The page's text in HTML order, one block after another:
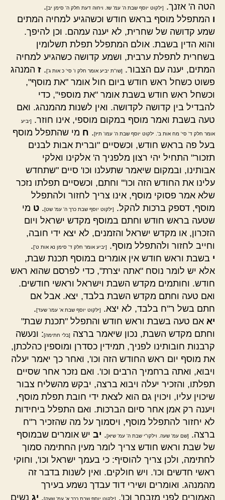
הטה ה' אזנך.
[ילקוט יוסף שבת ה' עמ' שז. ויחוה דעת חלק ה' סימן יב].
ו המתפלל מוסף בראש חודש וכשהגיע למחיה המתים
שמע קדושה של שחרית, לא יענה עמהם. וכן להיפך.
והוא הדין בשבת. אולם המתפלל תפלת תשלומין
בשחרית לתפלת ערבית, ושמע קדושה כשהגיע למחיה
המתים, יענה עם הצבור.
[שו"ת יביע אומר חלק ו' סי' כ אות ג']. ז המנהג
פשוט כשחל ראש חודש ביום חול אומר "את מוסף",
וכשחל ראש חודש בשבת אומר "את מוספי", כדי
להבדיל בין קדושה לקדושה. ואין לשנות מהמנהג. ואם
טעה בשבת ואמר מוסף במקום מוספי, אינו חוזר.
[יביע
אומר חלק ד' סי' מח אות ב'. ילקוט יוסף שבת ה' עמו' תיז]. ח מי שהתפלל מוסף
בעל פה בראש חודש, וכשסיים "וברית אבות לבנים
תזכור" התחיל יהי רצון מלפניך ה' אלקינו ואלקי
אבותינו, ובמקום שיאמר שתעלנו וכו' סיים "שתחדש
עלינו את החודש הזה וכו"' וחתם, וכשסיים תפלתו נזכר
שלא אמר פסוקי מוסף, אינו צריך לחזור ולהתפלל
מוסף, דספק ברכות להקל.
[ילקוט יוסף שבת כרך ה' עמ' שט]. ט מי
שטעה בראש חודש וחתם במוסף מקדש ישראל ויום
הזכרון, או מקדש ישראל והזמנים, לא יצא ידי חובה,
וחייב לחזור ולהתפלל מוסף.
[יביע אומר חלק ד' סימן נא אות ט'].
י בשבת וראש חודש אין אומרים במוסף תכנת שבת,
אלא יש לומר נוסח "אתה יצרת", כדי לפרסם שהוא ראש
חודש. וחותמים מקדש השבת וישראל וראשי חודשים.
ואם טעה וחתם מקדש השבת בלבד, יצא. אבל אם
חתם בשל ר"ח בלבד, לא יצא.
[ילקוט יוסף שבת א' עמו' שעד].
יא אם טעה בשבת וראש חודש והתפלל "תכנת שבת"
וחתם מקדש השבת, נכון שיאמר ברצה
[בלי חתימה]: ונעשה
קרבנות חובותינו לפניך, תמידין כסדרן ומוספין כהלכתן,
את מוסף יום ראש החודש הזה וכו', ואחר כך יאמר יעלה
ויבוא, ואתה ברחמיך הרבים וכו'. ואם נזכר אחר שסיים
תפלתו, והזכיר יעלה ויבוא ברצה, יבקש מהשליח צבור
שיכוין עליו, ויכוין גם הוא לצאת ידי חובת תפלת מוסף,
ויענה רק אמן אחר סיום הברכות. ואם התפלל ביחידות
לא יחזור להתפלל מוסף, ויסמוך על מה שהזכיר ר"ח
ברצה.
[שם עמ' שעה. וילקו"י שבת ה' עמ' שיא]. יב יש אומרים שבמוסף
של שבת וראש חודש צריך לומר מעין החתימה סמוך
לחתימה, ולכן צריך להוסיף: כי בעמך ישראל וכו', וחוקי
ראשי חדשים וכו'. ויש חולקים. ואין לשנות בדבר זה
מהמנהג. ואומרים ושירי דוד עבדך נשמע בעירך
האמורים לפני מזבחך וכו'.
[ילקוט יוסף שבת כרך א' עמ' שעה]. יג נשים